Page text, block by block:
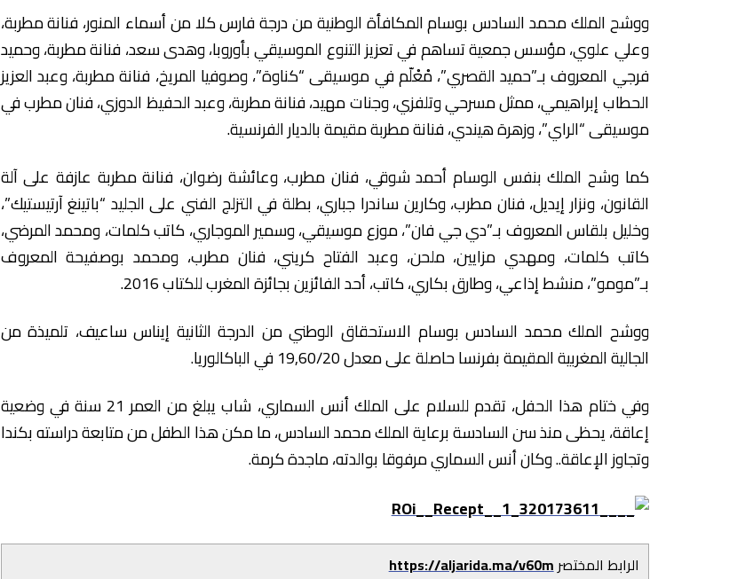
ووشح الملك محمد السادس بوسام المكافأة الوطنية من درجة فارس كلا من أسماء المنور، فنانة مطربة،
وعلي علوي، مؤسس جمعية تساهم في تعزيز التنوع الموسيقي بأوروبا، وهدى سعد، فنانة مطربة، وحميد
فرجي المعروف بـ”حميد القصري”، مْعْلّم في موسيقى “كناوة”، وصوفيا المريخ، فنانة مطربة، وعبد العزيز
الحطاب إبراهيمي، ممثل مسرحي وتلفزي، وجنات مهيد، فنانة مطربة، وعبد الحفيظ الدوزي، فنان مطرب في
موسيقى “الراي”، وزهرة هيندي، فنانة مطربة مقيمة بالديار الفرنسية.
كما وشح الملك بنفس الوسام أحمد شوقي، فنان مطرب، وعائشة رضوان، فنانة مطربة عازفة على آلة
القانون، ونزار إيديل، فنان مطرب، وكارين ساندرا جباري، بطلة في التزلج الفني على الجليد “باتينغ آرتيستيك”،
وخليل بلقاس المعروف بـ”دي جي فان”، موزع موسيقي، وسمير الموجاري، كاتب كلمات، ومحمد المرضي،
كاتب كلمات، ومهدي مزايين، ملحن، وعبد الفتاح كريني، فنان مطرب، ومحمد بوصفيحة المعروف
بـ”مومو”، منشط إذاعي، وطارق بكاري، كاتب، أحد الفائزين بجائزة المغرب للكتاب 2016.
ووشح الملك محمد السادس بوسام الاستحقاق الوطني من الدرجة الثانية إيناس ساعيف، تلميذة من
الجالية المغربية المقيمة بفرنسا حاصلة على معدل 19,60/20 في الباكالوريا.
وفي ختام هذا الحفل، تقدم للسلام على الملك أنس السماري، شاب يبلغ من العمر 21 سنة في وضعية
إعاقة، يحظى منذ سن السادسة برعاية الملك محمد السادس، ما مكن هذا الطفل من متابعة دراسته بكندا
وتجاوز الإعاقة.. وكان أنس السماري مرفوقا بوالدته، ماجدة كرمة.
الرابط المختصرhttps://aljarida.ma/v60m